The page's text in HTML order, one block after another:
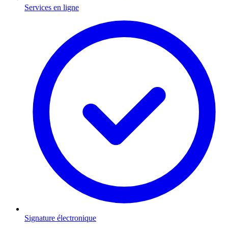
Services en ligne
Signature électronique